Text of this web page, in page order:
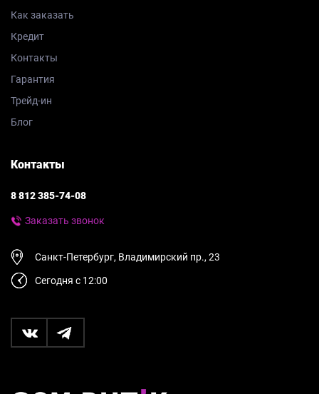
Как заказать
Кредит
Контакты
Гарантия
Трейд-ин
Блог
Контакты
8 812 385-74-08
Заказать звонок
Санкт-Петербург, Владимирский пр., 23
Сегодня с 12:00